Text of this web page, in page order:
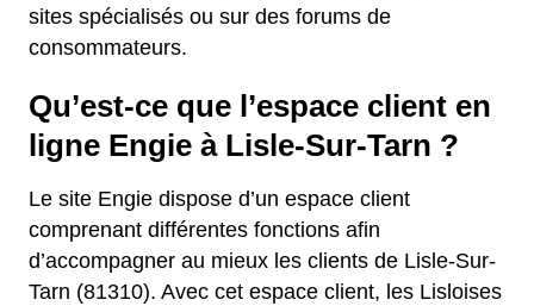
sites spécialisés ou sur des forums de
consommateurs.
Qu’est-ce que l’espace client en
ligne Engie à Lisle-Sur-Tarn ?
Le site Engie dispose d’un espace client
comprenant différentes fonctions afin
d’accompagner au mieux les clients de Lisle-Sur-
Tarn (81310). Avec cet espace client, les Lisloises